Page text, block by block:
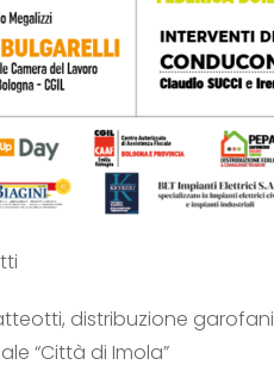
distribuzione garofani
“Città di Imola”